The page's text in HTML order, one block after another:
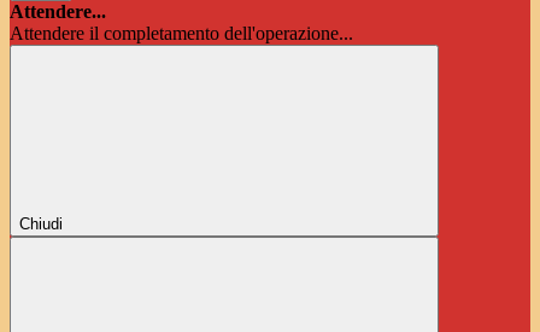
Attendere...
Attendere il completamento dell'operazione...
Chiudi